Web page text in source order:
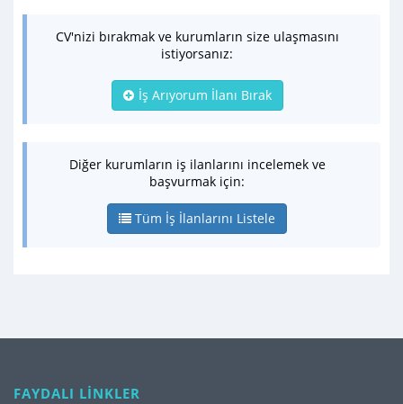
CV'nizi bırakmak ve kurumların size ulaşmasını
istiyorsanız:
İş Arıyorum İlanı Bırak
Diğer kurumların iş ilanlarını incelemek ve
başvurmak için:
Tüm İş İlanlarını Listele
FAYDALI LİNKLER